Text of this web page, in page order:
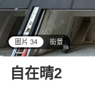
圖片 34 街景
自在晴2